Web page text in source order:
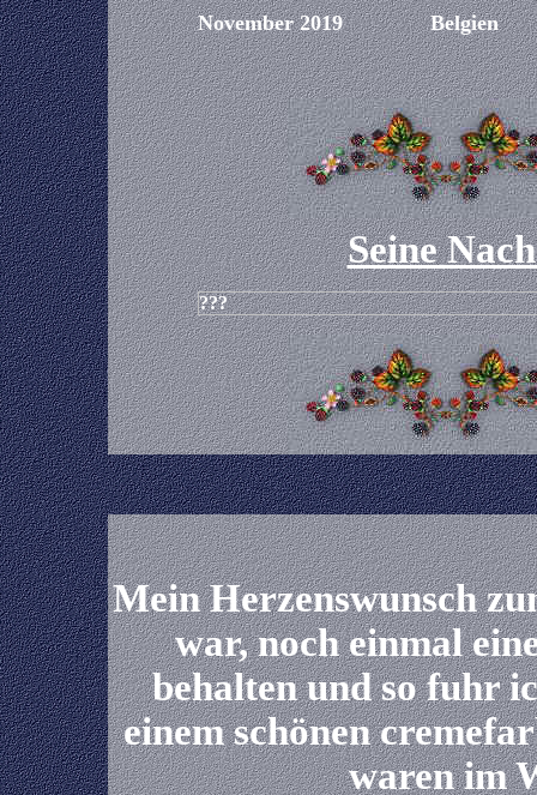
November 2019 Belgien
Seine
???
Mein Herzenswunsch
war, noch einmal
behalten und so fuhr
einem schönen
waren im